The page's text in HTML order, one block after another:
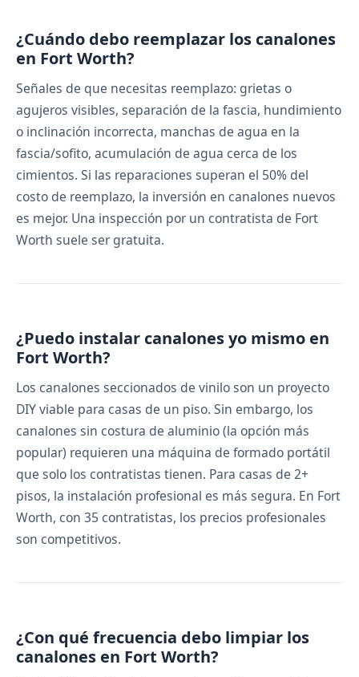
¿Cuándo debo reemplazar los canalones
en Fort Worth?
Señales de que necesitas reemplazo: grietas o
agujeros visibles, separación de la fascia, hundimiento
o inclinación incorrecta, manchas de agua en la
fascia/sofito, acumulación de agua cerca de los
cimientos. Si las reparaciones superan el 50% del
costo de reemplazo, la inversión en canalones nuevos
es mejor. Una inspección por un contratista de Fort
Worth suele ser gratuita.
¿Puedo instalar canalones yo mismo en
Fort Worth?
Los canalones seccionados de vinilo son un proyecto
DIY viable para casas de un piso. Sin embargo, los
canalones sin costura de aluminio (la opción más
popular) requieren una máquina de formado portátil
que solo los contratistas tienen. Para casas de 2+
pisos, la instalación profesional es más segura. En Fort
Worth, con 35 contratistas, los precios profesionales
son competitivos.
¿Con qué frecuencia debo limpiar los
canalones en Fort Worth?